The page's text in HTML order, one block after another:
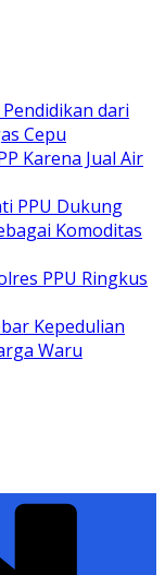
dari
Cepu
Karena Jual Air
PPU Dukung
Komoditas
PPU Ringkus
Kepedulian
Waru